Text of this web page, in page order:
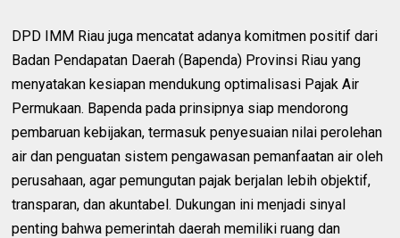
DPD IMM Riau juga mencatat adanya komitmen positif dari
Badan Pendapatan Daerah (Bapenda) Provinsi Riau yang
menyatakan kesiapan mendukung optimalisasi Pajak Air
Permukaan. Bapenda pada prinsipnya siap mendorong
pembaruan kebijakan, termasuk penyesuaian nilai perolehan
air dan penguatan sistem pengawasan pemanfaatan air oleh
perusahaan, agar pemungutan pajak berjalan lebih objektif,
transparan, dan akuntabel. Dukungan ini menjadi sinyal
penting bahwa pemerintah daerah memiliki ruang dan